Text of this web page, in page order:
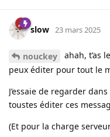
slow 23 mars 2025
nouckey
ahah, t’as
peux éditer pour tout le
J’essaie de regarder
toustes éditer ces
(Et pour la charge